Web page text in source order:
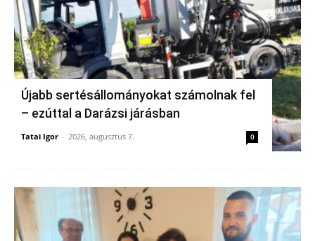
Újabb sertésállományokat számolnak fel
– ezúttal a Darázsi járásban
Tatai Igor - 2026, augusztus 7. 0